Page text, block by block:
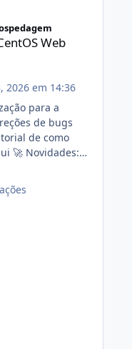
Web
2026 em 14:36
de bugs
de sub.dominio
isistem: